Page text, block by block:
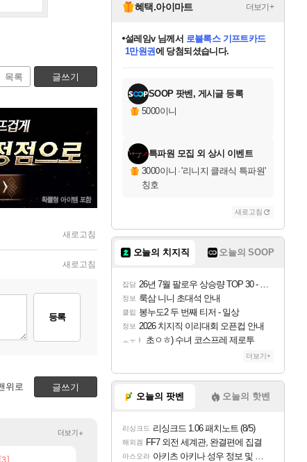
목록 글쓰기
새로고침
새로고침
등록
글쓰기
위로
[82]
더보기+
[3]
혜택.아이마트 더보기+
당첨되셨습니다.
당첨되셨습니다.
어느덧님께서엘든 링 밤의 통치자
디럭스 에디션 (스팀코드)에
당첨되셨습니다.
에디션 (스팀코드) 를 교환.
당첨되셨습니다.
당첨되셨습니다.
당첨되셨습니다.
당첨되셨습니다.
SOOP 팟벤, 게시글 등록
5000이니
특파원 모집 외 상시 이벤트
3000이니 ·'리니지 클래식 특파원'
칭호
새로고침
오늘의 치지직 오늘의 SOOP
잡담 26년 7월 팔로우 상승량 TOP 30 - 월간 치지직
정보 룩삼 니니 초대석 안내
클립 봉누도2 두 번째 티저 - 일상
정보 2026 치지직 이리대회 오픈컵 안내
ㅗㅜㅑ 초ㅇㅎ) 수녀 코스프레 제로투
더보기+
오늘의 팟벤 오늘의 핫벤
리싱크드 리싱크드 1.06 패치노트 (8/5)
해외겜 FF7 외전 세계관, 완결편에 집결
아스오라 아키츠 아키나 성우 정보 및 주요 필모